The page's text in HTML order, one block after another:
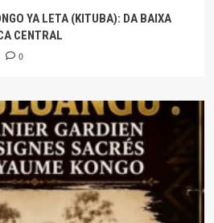
YA LETA (KITUBA): DA BAIXA
CENTRAL
0